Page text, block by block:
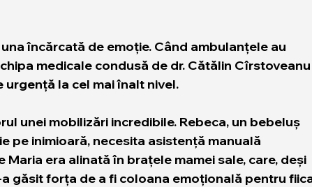
încărcată de emoție. Când ambulanțele au
medicale condusă de dr. Cătălin Cîrstoveanu
la cel mai înalt nivel.
unei mobilizări incredibile. Rebeca, un bebeluș
pe inimioară, necesita asistență manuală
era alinată în brațele mamei sale, care, deși
găsit forța de a fi coloana emoțională pentru